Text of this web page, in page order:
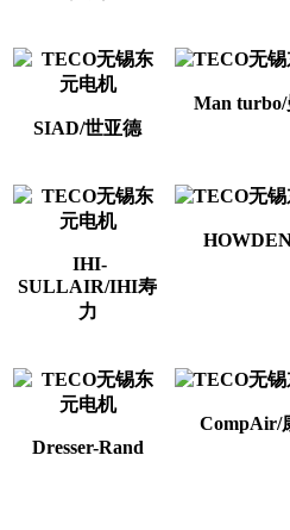
SIAD/世亚德
Man
IHI-
SULLAIR/IHI寿
力
Dresser-Rand
CompAir/